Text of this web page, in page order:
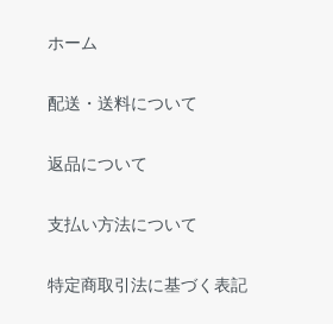
ホーム
配送・送料について
返品について
支払い方法について
特定商取引法に基づく表記